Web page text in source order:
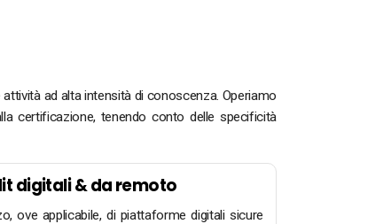
ad alta intensità di conoscenza. Operiamo
certificazione, tenendo conto delle specificità
digitali & da remoto
ove applicabile, di piattaforme digitali sicure